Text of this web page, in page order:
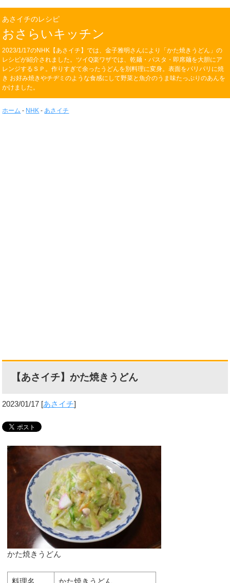
あさイチのレシピ
おさらいキッチン
2023/1/17のNHK【あさイチ】では、金子雅明さんにより「かた焼きうどん」の
レシピが紹介されました。ツイQ楽ワザでは、乾麺・パスタ・即席麺を大胆にア
レンジするＳＰ。作りすぎて余ったうどんを別料理に変身。表面をパリパリに焼
き お好み焼きやチヂミのような食感にして野菜と魚介のうま味たっぷりのあんを
かけました。
ホーム - NHK - あさイチ
【あさイチ】かた焼きうどん
2023/01/17 [あさイチ]
かた焼きうどん
料理名 かた焼きうどん